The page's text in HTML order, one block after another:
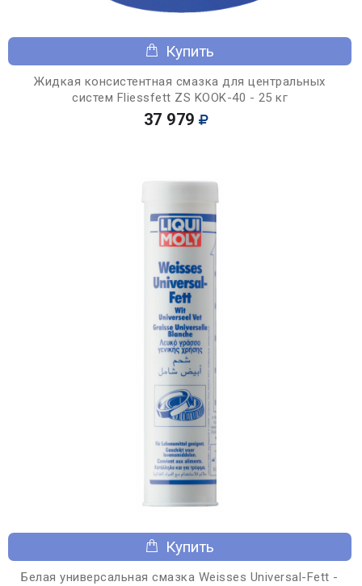
Купить
Жидкая консистентная смазка для центральных
систем Fliessfett ZS KOOK-40 - 25 кг
37 979
Купить
Белая универсальная смазка Weisses Universal-Fett -